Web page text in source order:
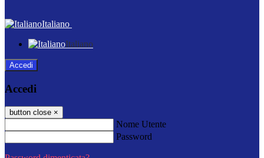
Italiano
Italiano
Accedi
Accedi
button close ×
Nome Utente
Password